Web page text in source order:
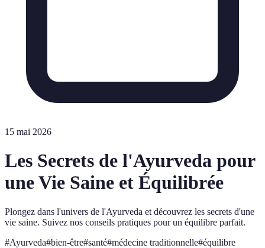
15 mai 2026
Les Secrets de l'Ayurveda pour
une Vie Saine et Équilibrée
Plongez dans l'univers de l'Ayurveda et découvrez les secrets d'une
vie saine. Suivez nos conseils pratiques pour un équilibre parfait.
#Ayurveda#bien-être#santé#médecine traditionnelle#équilibre